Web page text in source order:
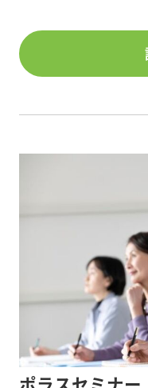
■所在地/ 埼玉県
■交通/埼玉高速鉄
■構造/重量鉄骨
★駅近立地を活か
★賃貸部分はスマ
<現場見学のメリット
・建築イメージが膨
を見学してご自身
・性能を体感・・
感!